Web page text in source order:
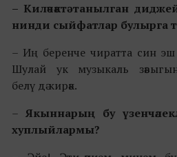
– Киләчәктә танылган
нинди сыйфатлар булырга
– Иң беренче чиратта син
Шулай ук музыкаль
белү дә кирәк.
– Якыннарың бу
хуплыйлармы?